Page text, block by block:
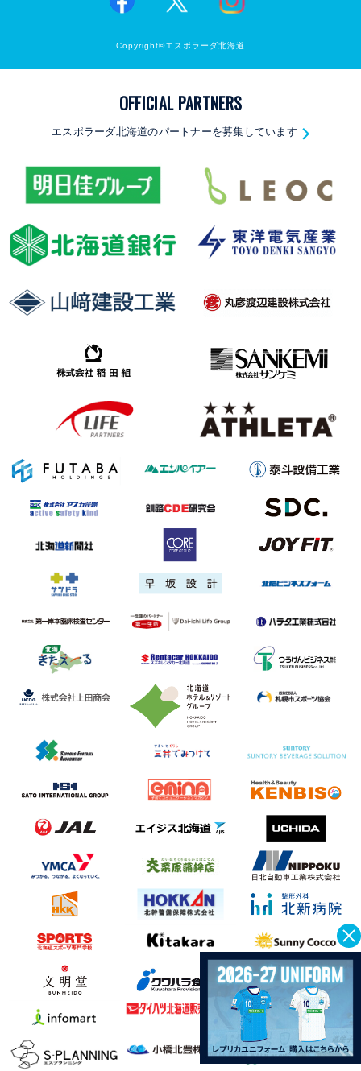
Copyright©エスポラーダ北海道
OFFICIAL PARTNERS
エスポラーダ北海道のパートナーを募集しています